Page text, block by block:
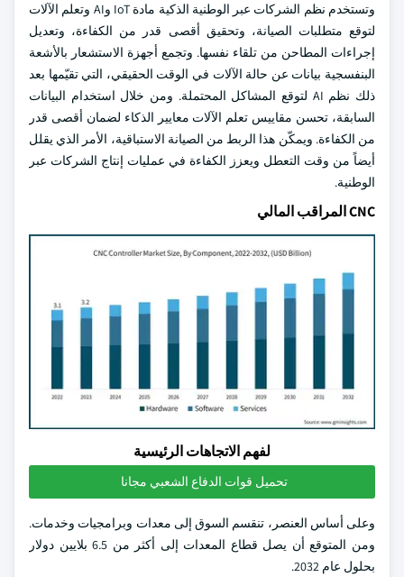
وتستخدم نظم الشركات عبر الوطنية الذكية مادة IoT وAI وتعلم الآلات
لتوقع متطلبات الصيانة، وتحقيق أقصى قدر من الكفاءة، وتعديل
إجراءات المطاحن من تلقاء نفسها. وتجمع أجهزة الاستشعار بالأشعة
البنفسجية بيانات عن حالة الآلات في الوقت الحقيقي، التي تقيّمها بعد
ذلك نظم AI لتوقع المشاكل المحتملة. ومن خلال استخدام البيانات
السابقة، تحسن مقاييس تعلم الآلات معايير الذكاء لضمان أقصى قدر
من الكفاءة. ويمكّن هذا الربط من الصيانة الاستباقية، الأمر الذي يقلل
أيضاً من وقت التعطل ويعزز الكفاءة في عمليات إنتاج الشركات عبر
الوطنية.
CNC المراقب المالي
لفهم الاتجاهات الرئيسية
تحميل قوات الدفاع الشعبي مجانا
وعلى أساس العنصر، تنقسم السوق إلى معدات وبرامجيات وخدمات.
ومن المتوقع أن يصل قطاع المعدات إلى أكثر من 6.5 بلايين دولار
بحلول عام 2032.